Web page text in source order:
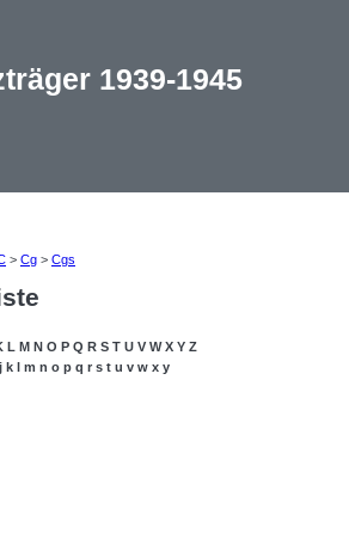
1939-1945
> Cg > Cgs
L M N O P Q R S T U V W X Y Z
j k l m n o p q r s t u v w x y